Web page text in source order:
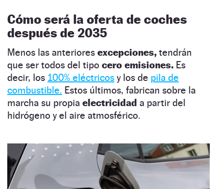
Cómo será la oferta de coches
después de 2035
Menos las anteriores excepciones, tendrán
que ser todos del tipo cero emisiones. Es
decir, los 100% eléctricos y los de pila de
combustible. Estos últimos, fabrican sobre la
marcha su propia electricidad a partir del
hidrógeno y el aire atmosférico.